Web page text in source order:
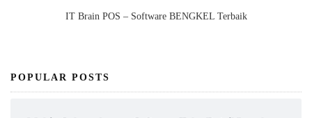
IT Brain POS – Software BENGKEL Terbaik
POPULAR POSTS